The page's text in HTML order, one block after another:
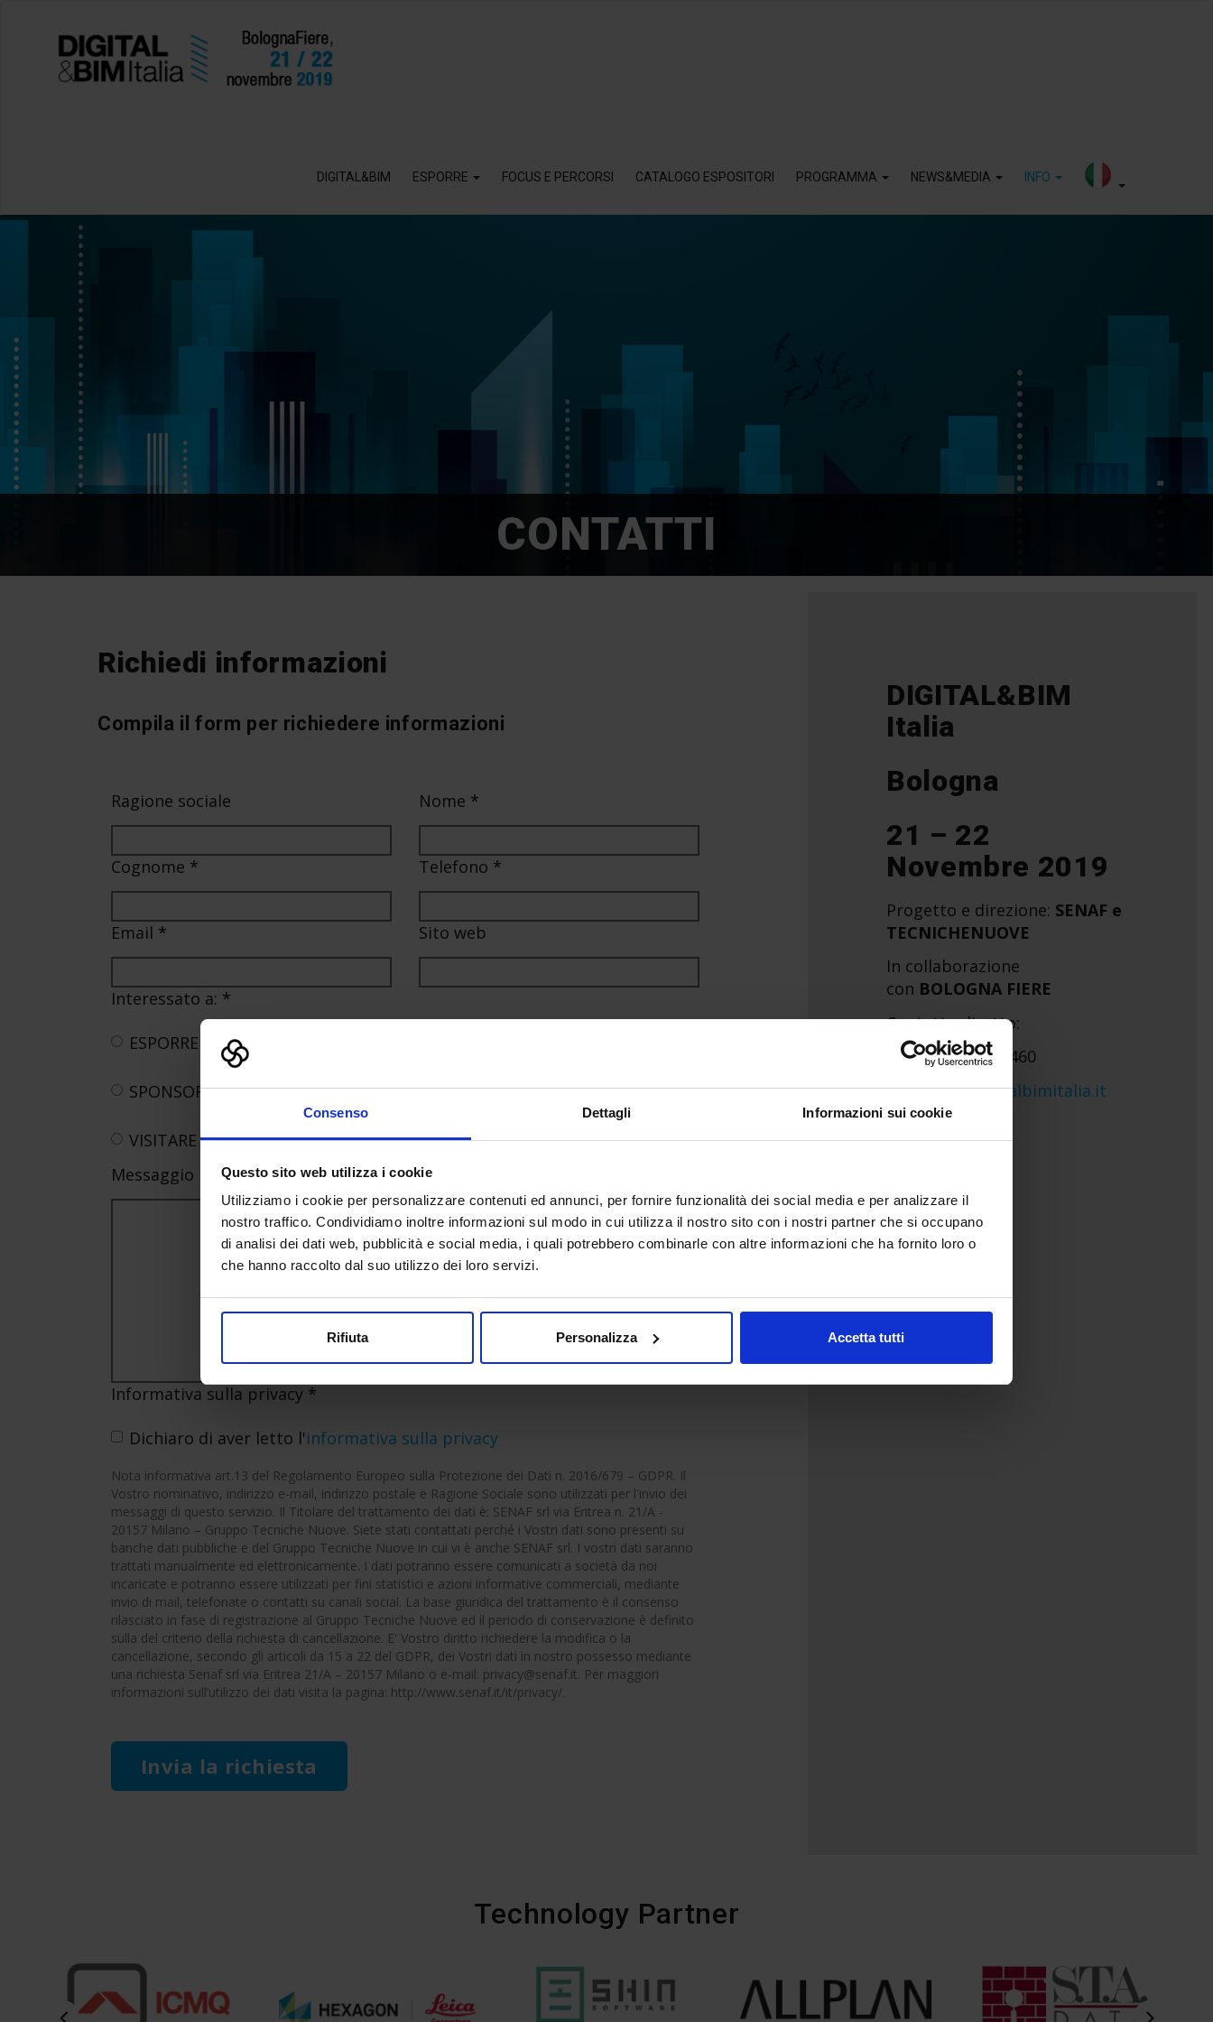
Consenso Dettagli Informazioni sui cookie
Questo sito web utilizza i cookie
Utilizziamo i cookie per personalizzare contenuti ed annunci, per fornire funzionalità dei social media e per analizzare il
nostro traffico. Condividiamo inoltre informazioni sul modo in cui utilizza il nostro sito con i nostri partner che si occupano
di analisi dei dati web, pubblicità e social media, i quali potrebbero combinarle con altre informazioni che ha fornito loro o
che hanno raccolto dal suo utilizzo dei loro servizi.
Rifiuta Personalizza Accetta tutti
DIGITAL&BIM ESPORRE FOCUS E PERCORSI CATALOGO ESPOSITORI PROGRAMMA NEWS&MEDIA INFO
CONTATTI
Richiedi informazioni
Compila il form per richiedere informazioni
Ragione sociale Nome *
Cognome * Telefono *
Email * Sito web
Interessato a: *
ESPORRE
SPONSORIZZARE
VISITARE
Messaggio
Informativa sulla privacy *
Dichiaro di aver letto l'informativa sulla privacy
Nota informativa art.13 del Regolamento Europeo sulla Protezione dei Dati n. 2016/679 – GDPR. Il
Vostro nominativo, indirizzo e-mail, indirizzo postale e Ragione Sociale sono utilizzati per l'invio dei
messaggi di questo servizio. Il Titolare del trattamento dei dati è: SENAF srl via Eritrea n. 21/A -
20157 Milano – Gruppo Tecniche Nuove. Siete stati contattati perché i Vostri dati sono presenti su
banche dati pubbliche e del Gruppo Tecniche Nuove in cui vi è anche SENAF srl. I vostri dati saranno
trattati manualmente ed elettronicamente. I dati potranno essere comunicati a società da noi
incaricate e potranno essere utilizzati per fini statistici e azioni informative commerciali, mediante
invio di mail, telefonate o contatti su canali social. La base giuridica del trattamento è il consenso
rilasciato in fase di registrazione al Gruppo Tecniche Nuove ed il periodo di conservazione è definito
sulla del criterio della richiesta di cancellazione. E' Vostro diritto richiedere la modifica o la
cancellazione, secondo gli articoli da 15 a 22 del GDPR, dei Vostri dati in nostro possesso mediante
una richiesta Senaf srl via Eritrea 21/A – 20157 Milano o e-mail: privacy@senaf.it. Per maggiori
informazioni sull’utilizzo dei dati visita la pagina: http://www.senaf.it/it/privacy/.
Invia la richiesta
DIGITAL&BIM
Italia
Bologna
21 – 22
Novembre 2019
Progetto e direzione: SENAF e
TECNICHENUOVE
In collaborazione
con BOLOGNA FIERE
Contatto diretto:
Tel: 02 – 332039460
Mail:info@digitalbimitalia.it
Technology Partner